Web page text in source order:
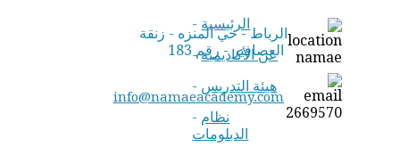
الرباط - حي المنزه - زنقة
info@namaeacademy.com
- الرئيسية
-عن الأكاديمية
- هيئة التدريس
- نظام
الدبلومات